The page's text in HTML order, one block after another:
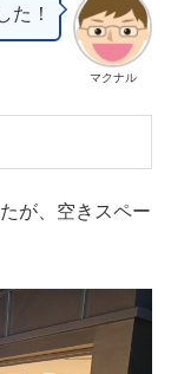
マクナル
た！
が、空きスペー